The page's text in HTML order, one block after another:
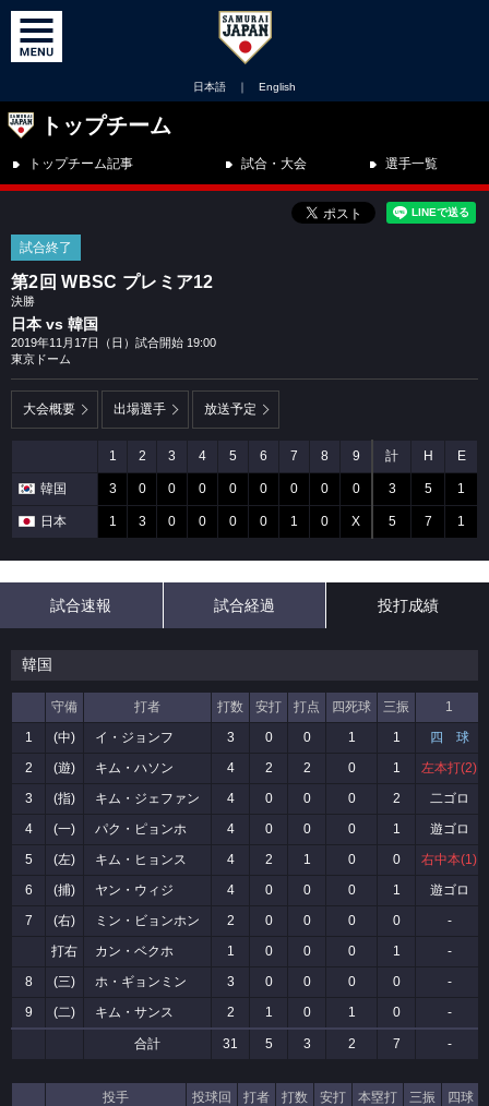
日本語 ｜ English
トップチーム
トップチーム記事 試合・大会 選手一覧
試合終了
第2回 WBSC プレミア12
決勝
日本 vs 韓国
2019年11月17日（日）試合開始 19:00
東京ドーム
大会概要 出場選手 放送予定
1 2 3 4 5 6 7 8 9 計 H E
韓国 3 0 0 0 0 0 0 0 0 3 5 1
日本 1 3 0 0 0 0 1 0 X 5 7 1
試合速報 試合経過 投打成績
韓国
守備 打者 打数 安打 打点 四死球 三振
1
1
(中) イ・ジョンフ 3 0 0 1 1
四 球
2
(遊) キム・ハソン 4 2 2 0 1
左本打(2)
3
(指) キム・ジェファン 4 0 0 0 2
二ゴロ
4
(一) パク・ピョンホ 4 0 0 0 1
遊ゴロ
5
(左) キム・ヒョンス 4 2 1 0 0
右中本(1)
6
(捕) ヤン・ウィジ 4 0 0 0 1
遊ゴロ
7
(右) ミン・ビョンホン 2 0 0 0 0
-
打右
カン・ベクホ 1 0 0 0 1
-
8
(三) ホ・ギョンミン 3 0 0 0 0
-
9
(二) キム・サンス 2 1 0 1 0 -
合計 31 5 3 2 7 -
投手 投球回 打者 打数 安打 本塁打 三振 四球